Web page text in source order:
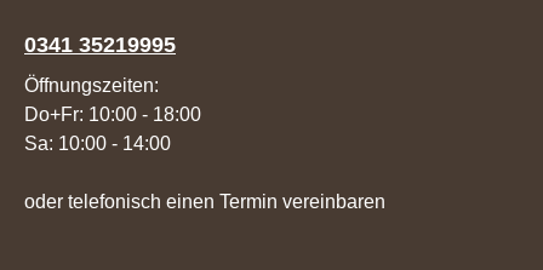
0341 35219995
Öffnungszeiten:
Do+Fr: 10:00 - 18:00
Sa: 10:00 - 14:00
oder telefonisch einen Termin vereinbaren